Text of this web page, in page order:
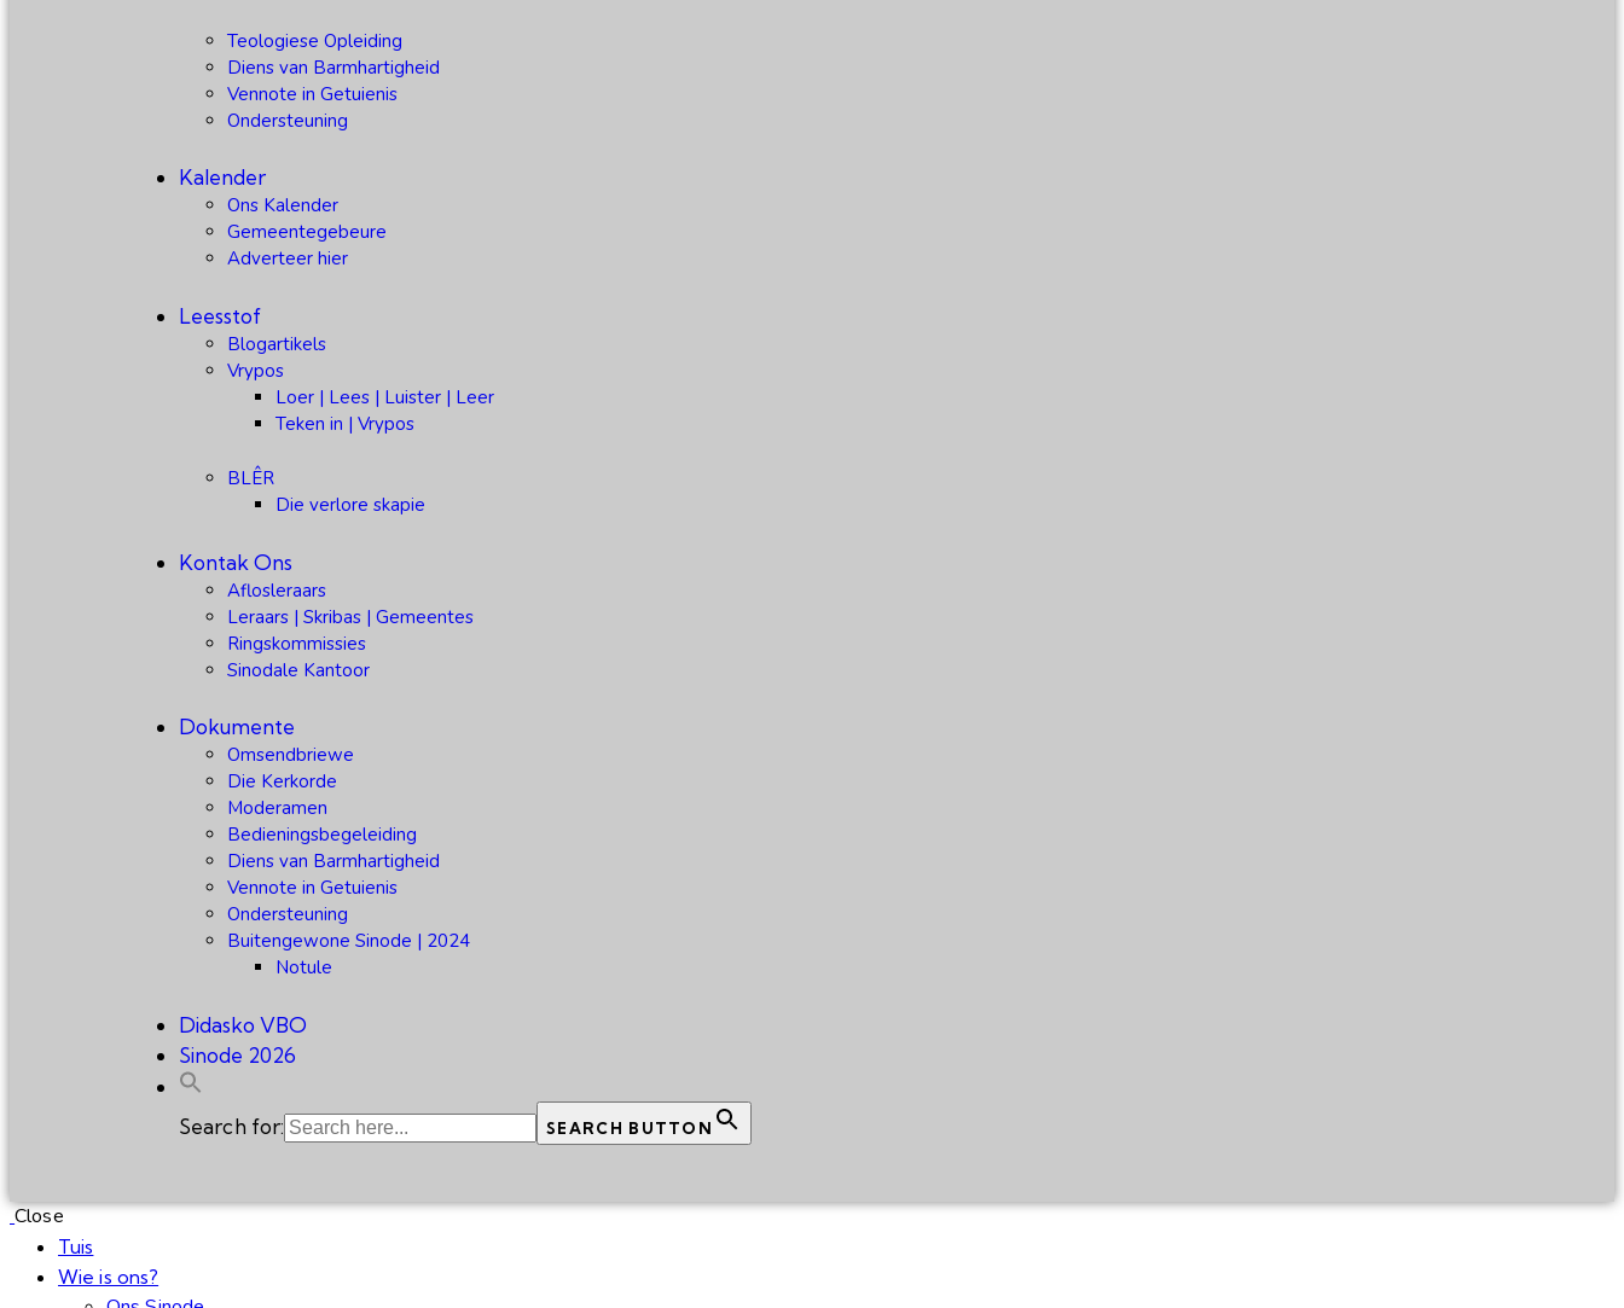
Teologiese Opleiding
Diens van Barmhartigheid
Vennote in Getuienis
Ondersteuning
Kalender
Ons Kalender
Gemeentegebeure
Adverteer hier
Leesstof
Blogartikels
Vrypos
Loer | Lees | Luister | Leer
Teken in | Vrypos
BLÊR
Die verlore skapie
Kontak Ons
Aflosleraars
Leraars | Skribas | Gemeentes
Ringskommissies
Sinodale Kantoor
Dokumente
Omsendbriewe
Die Kerkorde
Moderamen
Bedieningsbegeleiding
Diens van Barmhartigheid
Vennote in Getuienis
Ondersteuning
Buitengewone Sinode | 2024
Notule
Didasko VBO
Sinode 2026
Search for: SEARCH BUTTON
Close
Tuis
Wie is ons?